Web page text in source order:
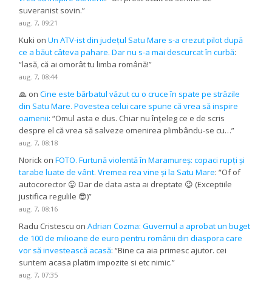
suveranist sovin.”
aug. 7, 09:21
Kuki onUn ATV-ist din județul Satu Mare s-a crezut pilot după
ce a băut câteva pahare. Dar nu s-a mai descurcat în curbă:
“lasă, că ai omorât tu limba română!”
aug. 7, 08:44
🙏 onCine este bărbatul văzut cu o cruce în spate pe străzile
din Satu Mare. Povestea celui care spune că vrea să inspire
oamenii: “Omul asta e dus. Chiar nu înțeleg ce e de scris
despre el că vrea să salveze omenirea plimbându-se cu…”
aug. 7, 08:18
Norick onFOTO. Furtună violentă în Maramureș: copaci rupți și
tarabe luate de vânt. Vremea rea vine și la Satu Mare: “Of of
autocorector 😛 Dar de data asta ai dreptate 😉 (Exceptiile
justifica regulile 😎)”
aug. 7, 08:16
Radu Cristescu onAdrian Cozma: Guvernul a aprobat un buget
de 100 de milioane de euro pentru românii din diaspora care
vor să investească acasă: “Bine ca aia primesc ajutor. cei
suntem acasa platim impozite si etc nimic.”
aug. 7, 07:35